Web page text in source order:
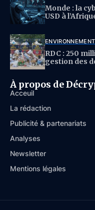
Monde : la
USD à
ENVIRONNEMENT
RDC : 250
gestion des
À propos de
Acceuil
La rédaction
Publicité & partenariats
Analyses
Newsletter
Mentions légales